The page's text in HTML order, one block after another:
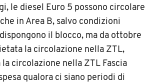
le diesel Euro 5 possono circolare
in Area B, salvo condizioni
il blocco, ma da ottobre
la circolazione nella ZTL,
la circolazione nella ZTL Fascia
qualora ci siano periodi di